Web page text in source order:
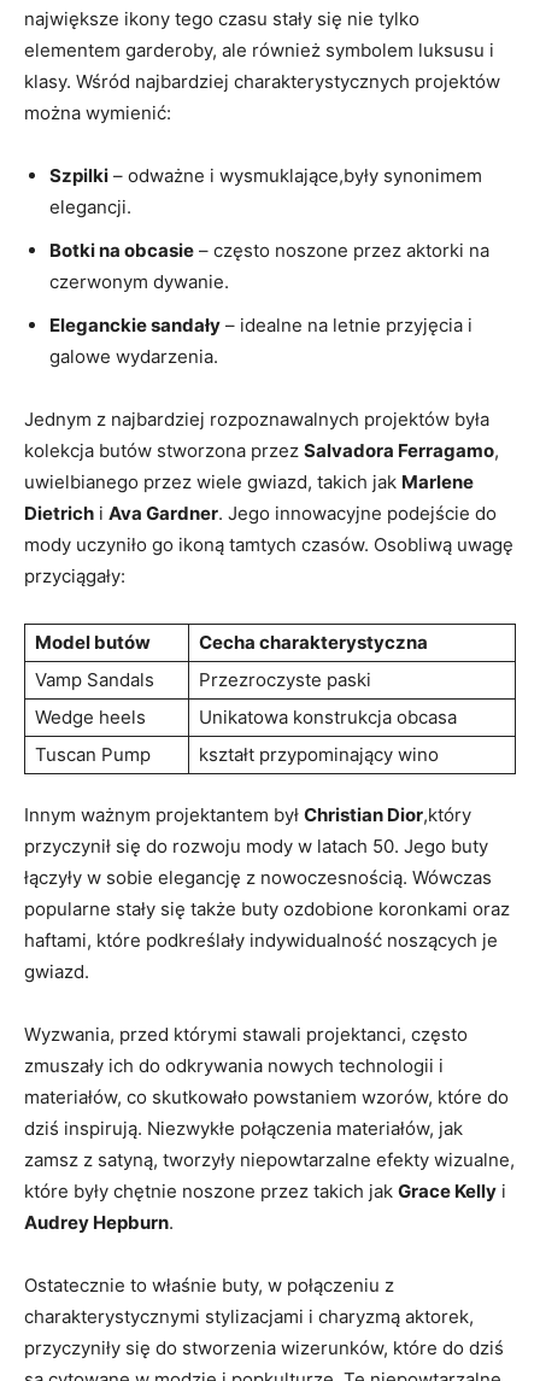
największe ikony tego czasu stały się nie tylko
elementem garderoby, ale również symbolem luksusu i
klasy. Wśród najbardziej charakterystycznych projektów
można wymienić:
Szpilki – odważne i wysmuklające,były synonimem
elegancji.
Botki na obcasie – często noszone przez aktorki na
czerwonym dywanie.
Eleganckie sandały – idealne na letnie przyjęcia i
galowe wydarzenia.
Jednym z najbardziej rozpoznawalnych projektów była
kolekcja butów stworzona przez Salvadora Ferragamo,
uwielbianego przez wiele gwiazd, takich jak Marlene
Dietrich i Ava Gardner. Jego innowacyjne podejście do
mody uczyniło go ikoną tamtych czasów. Osobliwą uwagę
przyciągały:
Model butów
Cecha charakterystyczna
Vamp Sandals
Przezroczyste paski
Wedge heels
Unikatowa konstrukcja obcasa
Tuscan Pump
kształt przypominający wino
Innym ważnym projektantem był Christian Dior,który
przyczynił się do rozwoju mody w latach 50. Jego buty
łączyły w sobie elegancję z nowoczesnością. Wówczas
popularne stały się także buty ozdobione koronkami oraz
haftami, które podkreślały indywidualność noszących je
gwiazd.
Wyzwania, przed którymi stawali projektanci, często
zmuszały ich do odkrywania nowych technologii i
materiałów, co skutkowało powstaniem wzorów, które do
dziś inspirują. Niezwykłe połączenia materiałów, jak
zamsz z satyną, tworzyły niepowtarzalne efekty wizualne,
które były chętnie noszone przez takich jak Grace Kelly i
Audrey Hepburn.
Ostatecznie to właśnie buty, w połączeniu z
charakterystycznymi stylizacjami i charyzmą aktorek,
przyczyniły się do stworzenia wizerunków, które do dziś